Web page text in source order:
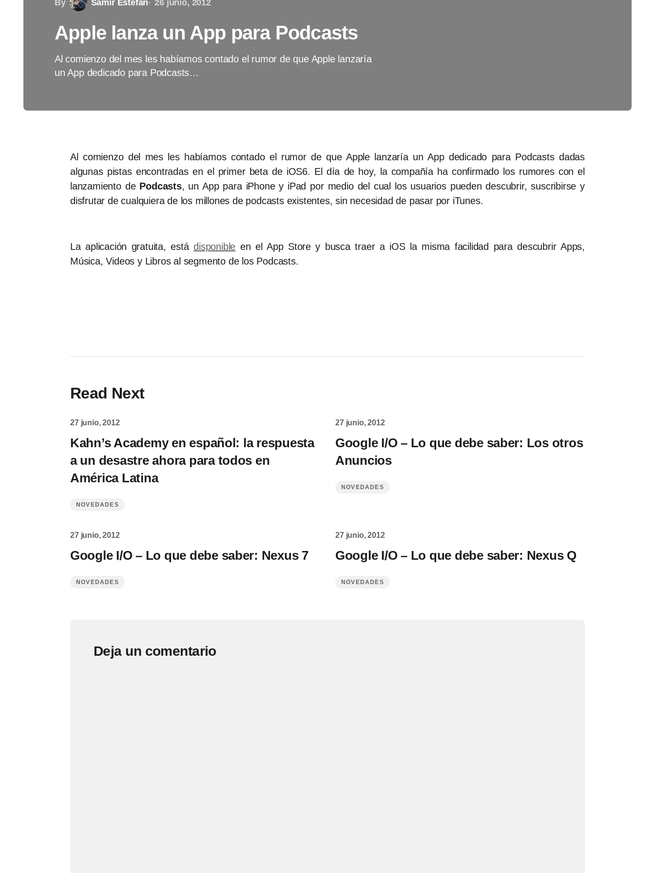
By Samir Estefan 26 junio, 2012
Apple lanza un App para Podcasts
Al comienzo del mes les habíamos contado el rumor de que Apple lanzaría
un App dedicado para Podcasts…
Al comienzo del mes les habíamos contado el rumor de que Apple lanzaría un App dedicado para Podcasts dadas
algunas pistas encontradas en el primer beta de iOS6. El día de hoy, la compañía ha confirmado los rumores con el
lanzamiento de Podcasts, un App para iPhone y iPad por medio del cual los usuarios pueden descubrir, suscribirse y
disfrutar de cualquiera de los millones de podcasts existentes, sin necesidad de pasar por iTunes.
La aplicación gratuita, está disponible en el App Store y busca traer a iOS la misma facilidad para descubrir Apps,
Música, Videos y Libros al segmento de los Podcasts.
Read Next
27 junio, 2012
Kahn’s Academy en español: la respuesta
a un desastre ahora para todos en
América Latina
NOVEDADES
27 junio, 2012
Google I/O – Lo que debe saber: Los otros
Anuncios
NOVEDADES
27 junio, 2012
Google I/O – Lo que debe saber: Nexus 7
NOVEDADES
27 junio, 2012
Google I/O – Lo que debe saber: Nexus Q
NOVEDADES
Deja un comentario